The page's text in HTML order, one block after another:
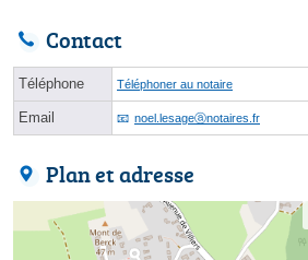
Contact
Téléphone Téléphoner au notaire
Email noel.lesageⓐnotaires.fr
Plan et adresse